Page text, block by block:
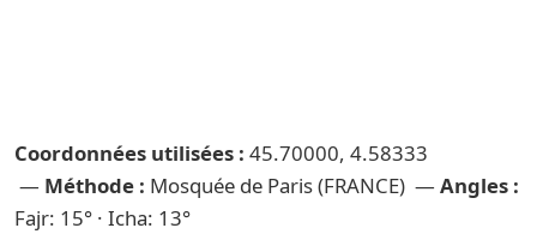
Coordonnées utilisées : 45.70000, 4.58333
— Méthode : Mosquée de Paris (FRANCE) — Angles :
Fajr: 15° · Icha: 13°